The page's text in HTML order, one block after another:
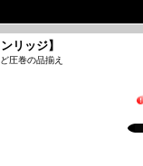
リッジ】
圧巻の品揃え